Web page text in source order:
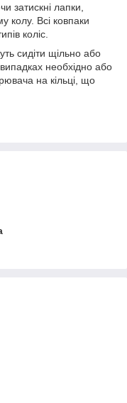
затискні лапки,
колу. Всі ковпаки
коліс.
сидіти щільно або
необхідно або
на кільці, що